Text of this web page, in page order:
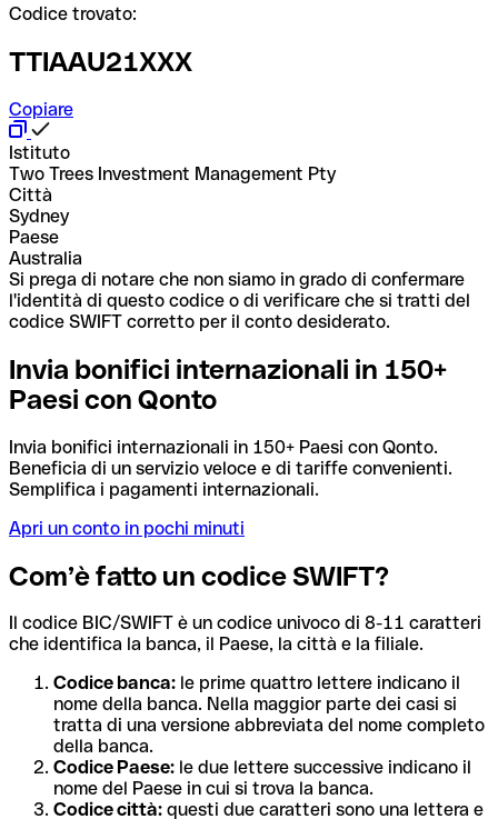
Codice trovato:
TTIAAU21XXX
Copiare
Istituto
Two Trees Investment Management Pty
Città
Sydney
Paese
Australia
Si prega di notare che non siamo in grado di confermare
l'identità di questo codice o di verificare che si tratti del
codice SWIFT corretto per il conto desiderato.
Invia bonifici internazionali in 150+
Paesi con Qonto
Invia bonifici internazionali in 150+ Paesi con Qonto.
Beneficia di un servizio veloce e di tariffe convenienti.
Semplifica i pagamenti internazionali.
Apri un conto in pochi minuti
Com’è fatto un codice SWIFT?
Il codice BIC/SWIFT è un codice univoco di 8-11 caratteri
che identifica la banca, il Paese, la città e la filiale.
Codice banca: le prime quattro lettere indicano il
nome della banca. Nella maggior parte dei casi si
tratta di una versione abbreviata del nome completo
della banca.
Codice Paese: le due lettere successive indicano il
nome del Paese in cui si trova la banca.
Codice città: questi due caratteri sono una lettera e